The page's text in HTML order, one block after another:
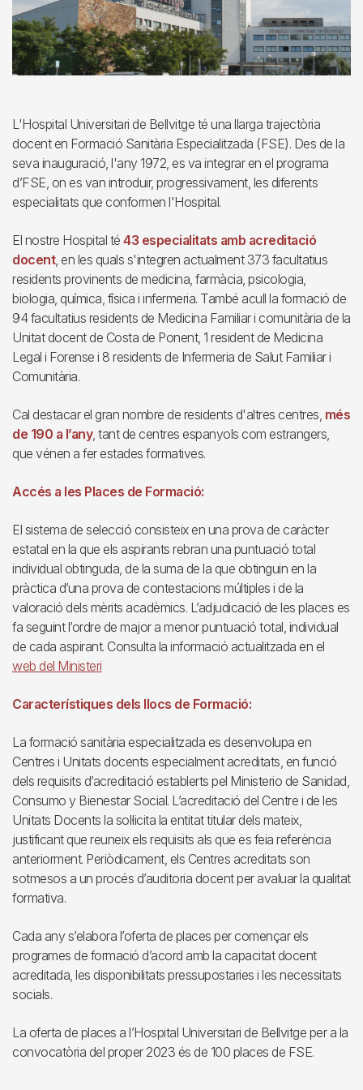
L'Hospital Universitari de Bellvitge té una llarga trajectòria
docent en Formació Sanitària Especialitzada (FSE). Des de la
seva inauguració, l'any 1972, es va integrar en el programa
d’FSE, on es van introduir, progressivament, les diferents
especialitats que conformen l'Hospital.
El nostre Hospital té 43 especialitats amb acreditació
docent, en les quals s'integren actualment 373 facultatius
residents provinents de medicina, farmàcia, psicologia,
biologia, química, física i infermeria. També acull la formació de
94 facultatius residents de Medicina Familiar i comunitària de la
Unitat docent de Costa de Ponent, 1 resident de Medicina
Legal i Forense i 8 residents de Infermeria de Salut Familiar i
Comunitària.
Cal destacar el gran nombre de residents d'altres centres, més
de 190 a l’any, tant de centres espanyols com estrangers,
que vénen a fer estades formatives.
Accés a les Places de Formació:
El sistema de selecció consisteix en una prova de caràcter
estatal en la que els aspirants rebran una puntuació total
individual obtinguda, de la suma de la que obtinguin en la
pràctica d’una prova de contestacions múltiples i de la
valoració dels mèrits acadèmics. L’adjudicació de les places es
fa seguint l’ordre de major a menor puntuació total, individual
de cada aspirant. Consulta la informació actualitzada en el
web del Ministeri
Característiques dels llocs de Formació:
La formació sanitària especialitzada es desenvolupa en
Centres i Unitats docents especialment acreditats, en funció
dels requisits d’acreditació establerts pel Ministerio de Sanidad,
Consumo y Bienestar Social. L’acreditació del Centre i de les
Unitats Docents la sol·licita la entitat titular dels mateix,
justificant que reuneix els requisits als que es feia referència
anteriorment. Periòdicament, els Centres acreditats son
sotmesos a un procés d’auditoria docent per avaluar la qualitat
formativa.
Cada any s’elabora l’oferta de places per començar els
programes de formació d’acord amb la capacitat docent
acreditada, les disponibilitats pressupostaries i les necessitats
socials.
La oferta de places a l’Hospital Universitari de Bellvitge per a la
convocatòria del proper 2023 és de 100 places de FSE.